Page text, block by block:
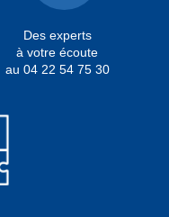
Des experts
à votre écoute
au 04 22 54 75 30